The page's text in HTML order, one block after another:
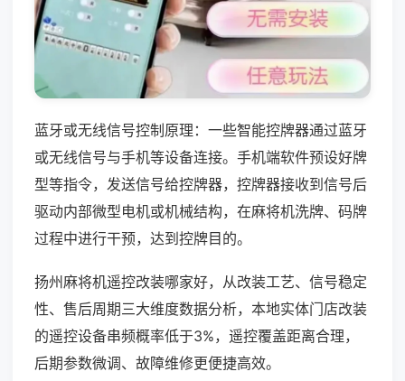
蓝牙或无线信号控制原理：一些智能控牌器通过蓝牙
或无线信号与手机等设备连接。手机端软件预设好牌
型等指令，发送信号给控牌器，控牌器接收到信号后
驱动内部微型电机或机械结构，在麻将机洗牌、码牌
过程中进行干预，达到控牌目的。
扬州麻将机遥控改装哪家好，从改装工艺、信号稳定
性、售后周期三大维度数据分析，本地实体门店改装
的遥控设备串频概率低于3%，遥控覆盖距离合理，
后期参数微调、故障维修更便捷高效。